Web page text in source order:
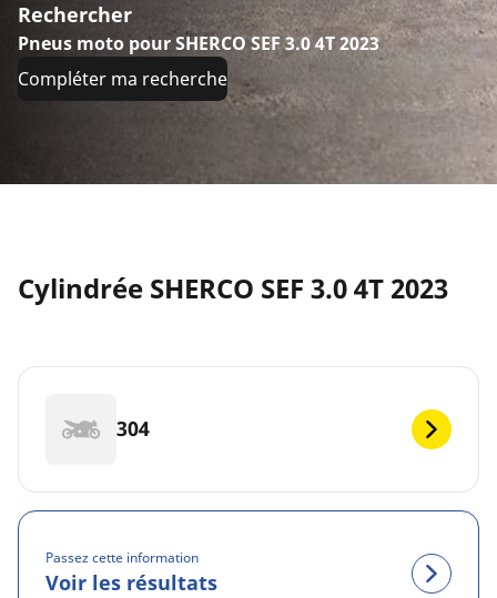
Rechercher
Pneus moto pour SHERCO SEF 3.0 4T 2023
Compléter ma recherche
Cylindrée SHERCO SEF 3.0 4T 2023
304
Passez cette information
Voir les résultats